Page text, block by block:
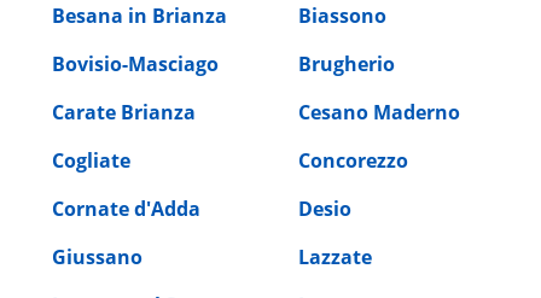
Besana in Brianza
Biassono
Bovisio-Masciago
Brugherio
Carate Brianza
Cesano Maderno
Cogliate
Concorezzo
Cornate d'Adda
Desio
Giussano
Lazzate